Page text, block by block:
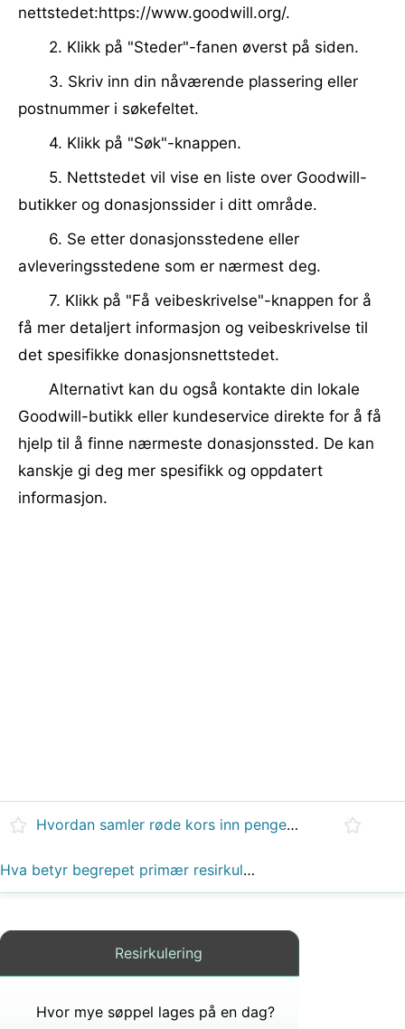
nettstedet:https://www.goodwill.org/.
2. Klikk på "Steder"-fanen øverst på siden.
3. Skriv inn din nåværende plassering eller
postnummer i søkefeltet.
4. Klikk på "Søk"-knappen.
5. Nettstedet vil vise en liste over Goodwill-
butikker og donasjonssider i ditt område.
6. Se etter donasjonsstedene eller
avleveringsstedene som er nærmest deg.
7. Klikk på "Få veibeskrivelse"-knappen for å
få mer detaljert informasjon og veibeskrivelse til
det spesifikke donasjonsnettstedet.
Alternativt kan du også kontakte din lokale
Goodwill-butikk eller kundeservice direkte for å få
hjelp til å finne nærmeste donasjonssted. De kan
kanskje gi deg mer spesifikk og oppdatert
informasjon.
Hvordan samler røde kors inn penger?
Hva betyr begrepet primær resirkulering?
Resirkulering
Hvor mye søppel lages på en dag?